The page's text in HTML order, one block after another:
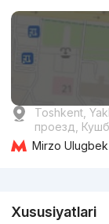
Toshkent,
проезд,
Mirzo Ulugbek
Xususiyatlari